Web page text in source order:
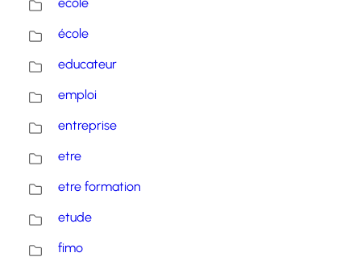
école
educateur
emploi
entreprise
etre
etre formation
etude
fimo